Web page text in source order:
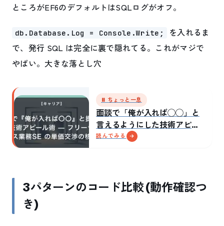
ところがEF6のデフォルトはSQLログがオフ。
db.Database.Log = Console.Write;
を入れるま
で、発行 SQL は完全に裏で隠れてる。これがマジで
やばい。大きな落とし穴
⏸ ちょっと一息
面談で「俺が入れば◯◯」と
言えるようにした技術アピー
ルの組み方
読んでみる
3パターンのコード比較 (動作確認つ
き)